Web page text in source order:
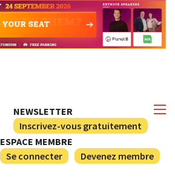
NEWSLETTER
Inscrivez-vous gratuitement
ESPACE MEMBRE
Se connecter
Devenez membre